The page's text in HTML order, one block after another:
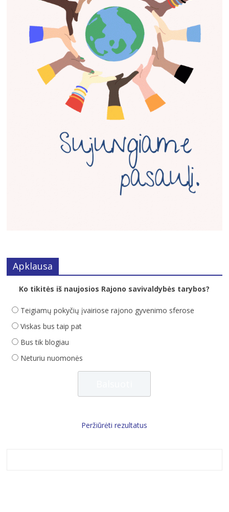
Apklausa
Ko tikitės iš naujosios Rajono savivaldybės tarybos?
Teigiamų pokyčių įvairiose rajono gyvenimo sferose
Viskas bus taip pat
Bus tik blogiau
Neturiu nuomonės
Peržiūrėti rezultatus